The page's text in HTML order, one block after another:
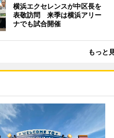
横浜エクセレンスが中区長を
表敬訪問 来季は横浜アリー
ナでも試合開催
もっと